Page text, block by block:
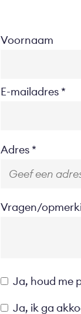
Voornaam
E-mailadres
Location
Adres
Vragen/
Opt-
in
Ja, houd me
Ja, ik ga